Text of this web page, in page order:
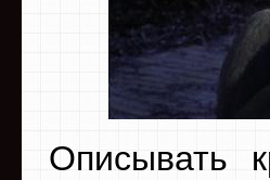
Описывать